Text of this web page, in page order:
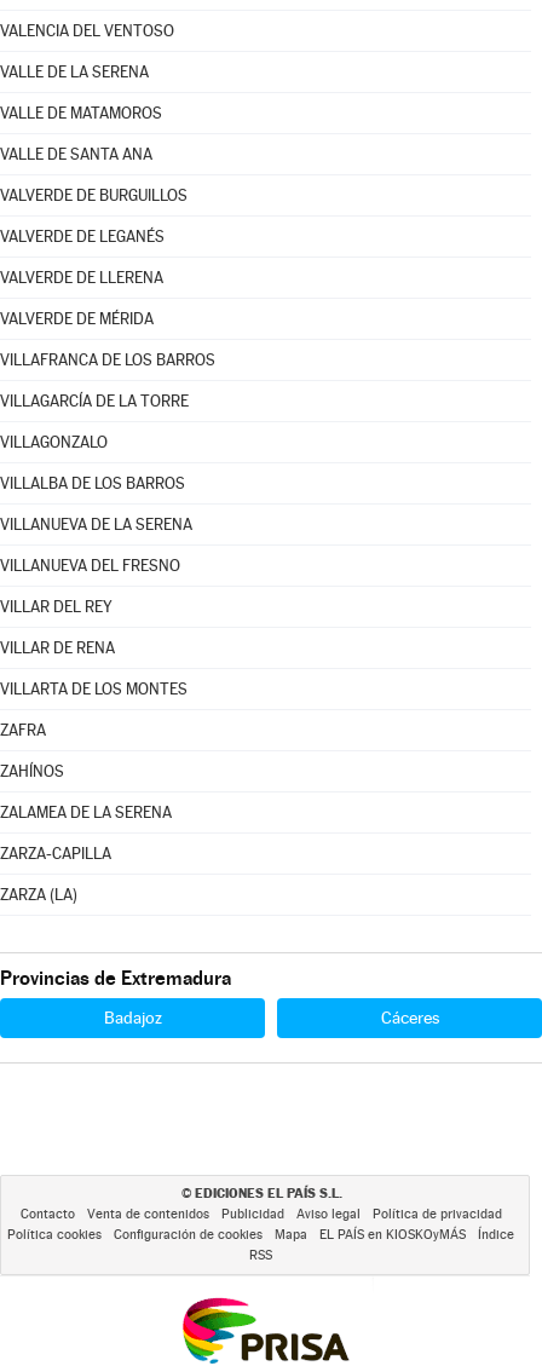
VALENCIA DEL VENTOSO
VALLE DE LA SERENA
VALLE DE MATAMOROS
VALLE DE SANTA ANA
VALVERDE DE BURGUILLOS
VALVERDE DE LEGANÉS
VALVERDE DE LLERENA
VALVERDE DE MÉRIDA
VILLAFRANCA DE LOS BARROS
VILLAGARCÍA DE LA TORRE
VILLAGONZALO
VILLALBA DE LOS BARROS
VILLANUEVA DE LA SERENA
VILLANUEVA DEL FRESNO
VILLAR DEL REY
VILLAR DE RENA
VILLARTA DE LOS MONTES
ZAFRA
ZAHÍNOS
ZALAMEA DE LA SERENA
ZARZA-CAPILLA
ZARZA (LA)
Provincias de Extremadura
Badajoz Cáceres
© EDICIONES EL PAÍS S.L.
Contacto Venta de contenidos Publicidad Aviso legal
Política de privacidad
Política cookies
Configuración de cookies Mapa EL PAÍS en KIOSKOyMÁS
Índice
RSS